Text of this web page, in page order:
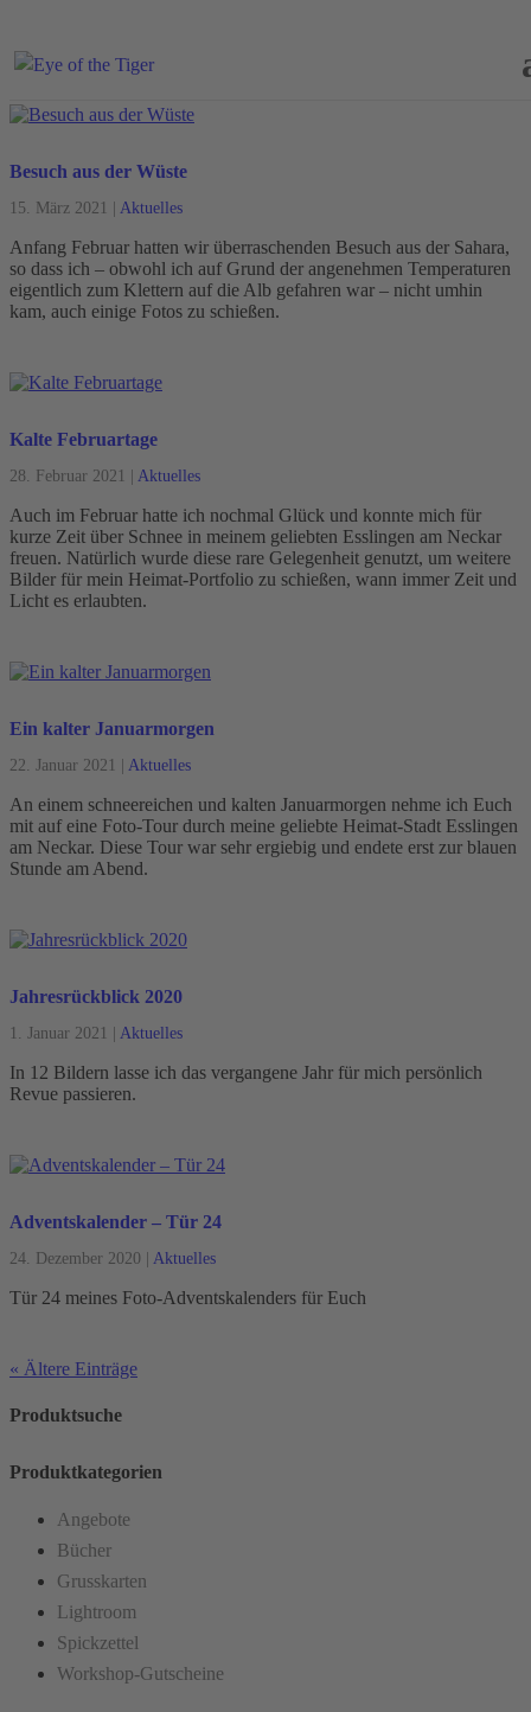
Besuch aus der Wüste
15. März 2021 Aktuelles
Anfang Februar hatten wir überraschenden Besuch aus der Sahara,
so dass ich – obwohl ich auf Grund der angenehmen Temperaturen
eigentlich zum Klettern auf die Alb gefahren war – nicht umhin
kam, auch einige Fotos zu schießen.
Kalte Februartage
28. Februar 2021 Aktuelles
Auch im Februar hatte ich nochmal Glück und konnte mich für
kurze Zeit über Schnee in meinem geliebten Esslingen am Neckar
freuen. Natürlich wurde diese rare Gelegenheit genutzt, um weitere
Bilder für mein Heimat-Portfolio zu schießen, wann immer Zeit und
Licht es erlaubten.
Ein kalter Januarmorgen
22. Januar 2021 Aktuelles
An einem schneereichen und kalten Januarmorgen nehme ich Euch
mit auf eine Foto-Tour durch meine geliebte Heimat-Stadt Esslingen
am Neckar. Diese Tour war sehr ergiebig und endete erst zur blauen
Stunde am Abend.
Jahresrückblick 2020
1. Januar 2021 Aktuelles
In 12 Bildern lasse ich das vergangene Jahr für mich persönlich
Revue passieren.
Adventskalender – Tür 24
24. Dezember 2020 Aktuelles
Tür 24 meines Foto-Adventskalenders für Euch
« Ältere Einträge
Produktsuche
Produktkategorien
Angebote
Bücher
Grusskarten
Lightroom
Spickzettel
Workshop-Gutscheine